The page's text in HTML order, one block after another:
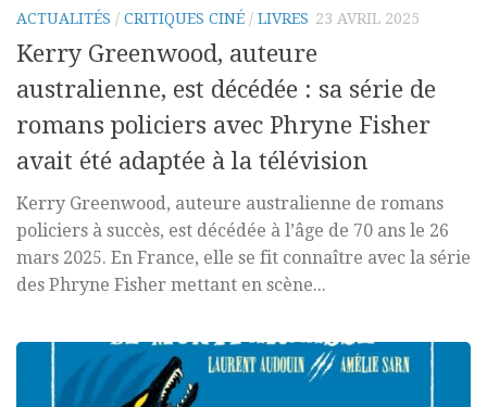
ACTUALITÉS / CRITIQUES CINÉ / LIVRES 23 AVRIL 2025
Kerry Greenwood, auteure
australienne, est décédée : sa série de
romans policiers avec Phryne Fisher
avait été adaptée à la télévision
Kerry Greenwood, auteure australienne de romans
policiers à succès, est décédée à l’âge de 70 ans le 26
mars 2025. En France, elle se fit connaître avec la série
des Phryne Fisher mettant en scène...